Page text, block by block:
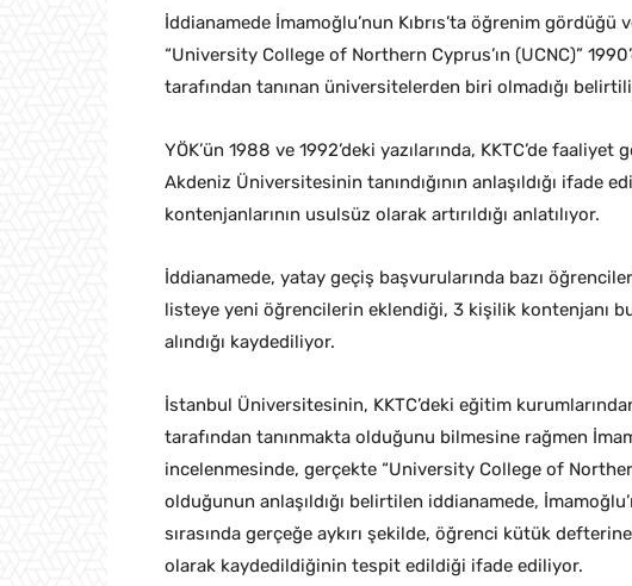
İddianamede İmamoğlu’nun Kıbrıs’ta öğrenim
“University College of Northern Cyprus’ın (UCNC)”
tarafından tanınan üniversitelerden biri olmadığı
YÖK’ün 1988 ve 1992’deki yazılarında, KKTC’de
Akdeniz Üniversitesinin tanındığının anlaşıldığı ifade
kontenjanlarının usulsüz olarak artırıldığı anlatılıyor.
İddianamede, yatay geçiş başvurularında bazı
listeye yeni öğrencilerin eklendiği, 3 kişilik kontenjanı
alındığı kaydediliyor.
İstanbul Üniversitesinin, KKTC’deki eğitim
tarafından tanınmakta olduğunu bilmesine rağmen
incelenmesinde, gerçekte “University College of
olduğunun anlaşıldığı belirtilen iddianamede,
sırasında gerçeğe aykırı şekilde, öğrenci kütük
olarak kaydedildiğinin tespit edildiği ifade ediliyor.